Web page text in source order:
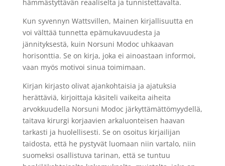
hämmästyttävän reaaliselta ja tunnistettavalta.
Kun syvennyn Wattsvillen, Mainen kirjallisuutta en
voi välttää tunnetta epämukavuudesta ja
jännityksestä, kuin Norsuni Modoc uhkaavan
horisonttia. Se on kirja, joka ei ainoastaan informoi,
vaan myös motivoi sinua toimimaan.
Kirjan kirjasto olivat ajankohtaisia ja ajatuksia
herättäviä, kirjoittaja käsiteli vaikeita aiheita
arvokkuudella Norsuni Modoc järkyttämättömyydellä,
taitava kirurgi korjaavien arkaluonteisen haavan
tarkasti ja huolellisesti. Se on osoitus kirjailijan
taidosta, että he pystyvät luomaan niin vartalo, niin
suomeksi osallistuva tarinan, että se tuntuu